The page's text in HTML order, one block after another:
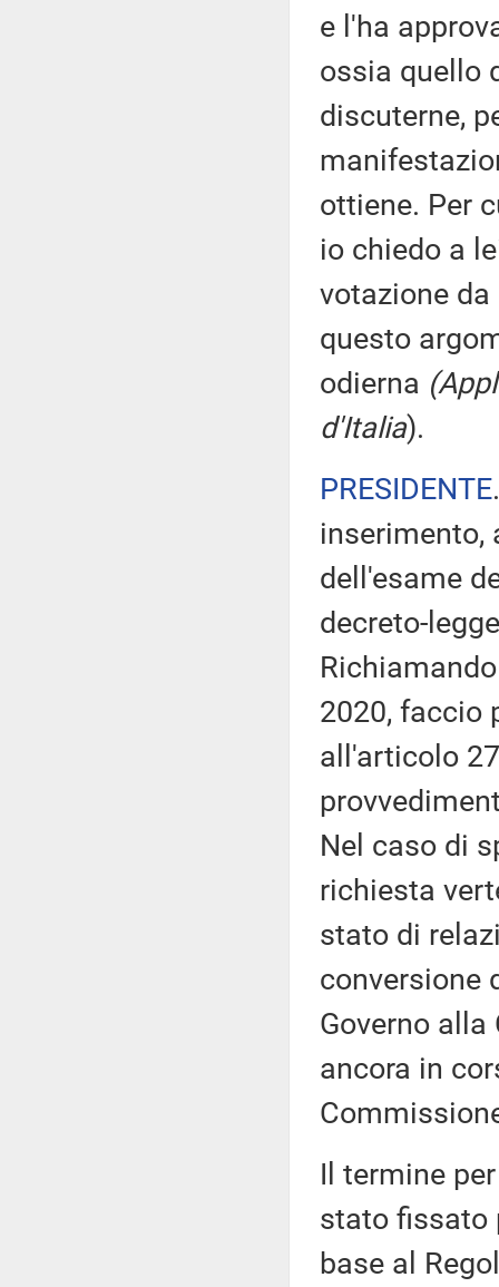
e l'ha
ossia quello
discuterne,
ottiene. Per
io chiedo a
votazione
questo
odierna
d'Italia).
PRESIDENTE
inserimento,
dell'esame
decreto-
2020, faccio
all'articolo
Nel caso di
richiesta
stato di
conversione
Governo
ancora in
Il termine
stato fissato
base al